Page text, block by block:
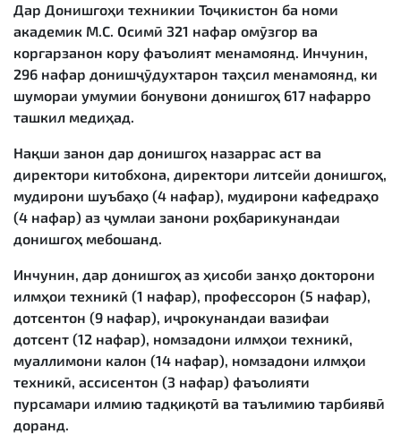
Дар Донишгоҳи техникии Тоҷикистон ба номи
академик М.С. Осимӣ 321 нафар омӯзгор ва
коргарзанон кору фаъолият менамоянд. Инчунин,
296 нафар донишҷӯдухтарон таҳсил менамоянд, ки
шумораи умумии бонувони донишгоҳ 617 нафарро
ташкил медиҳад.
Нақши занон дар донишгоҳ назаррас аст ва
директори китобхона, директори литсейи донишгоҳ,
мудирони шуъбаҳо (4 нафар), мудирони кафедраҳо
(4 нафар) аз ҷумлаи занони роҳбарикунандаи
донишгоҳ мебошанд.
Инчунин, дар донишгоҳ аз ҳисоби занҳо докторони
илмҳои техникӣ (1 нафар), профессорон (5 нафар),
дотсентон (9 нафар), иҷрокунандаи вазифаи
дотсент (12 нафар), номзадони илмҳои техникӣ,
муаллимони калон (14 нафар), номзадони илмҳои
техникӣ, ассисентон (3 нафар) фаъолияти
пурсамари илмию тадқиқотӣ ва таълимию тарбиявӣ
доранд.